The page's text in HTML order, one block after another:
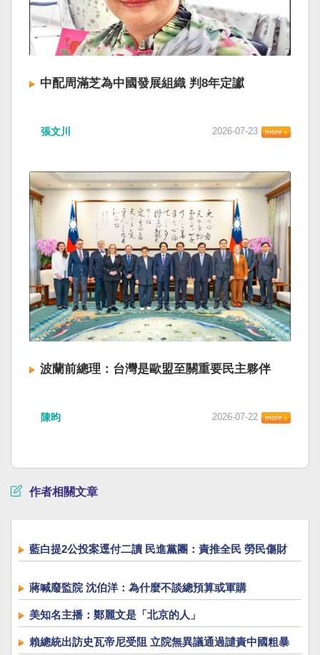
中配周滿芝為中國發展組織 判8年定讞
張文川 2026-07-23
波蘭前總理：台灣是歐盟至關重要民主夥伴
陳昀 2026-07-22
作者相關文章
藍白提2公投案逕付二讀 民進黨團：責推全民 勞民傷財
蔣喊廢監院 沈伯洋：為什麼不談總預算或軍購
美知名主播：鄭麗文是「北京的人」
賴總統出訪史瓦帝尼受阻 立院無異議通過譴責中國粗暴